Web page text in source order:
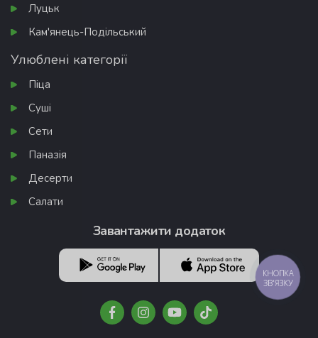
Луцьк
Кам'янець-Подільський
Улюблені категорії
Піца
Суші
Сети
Паназія
Десерти
Салати
Завантажити додаток
КНОПКА
ЗВ'ЯЗКУ